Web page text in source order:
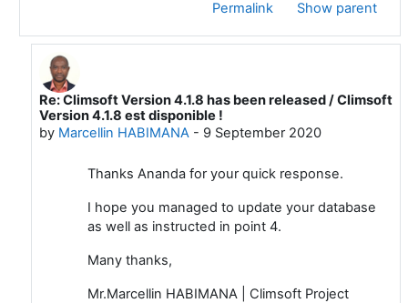
Permalink Show parent
In reply to Ananda Jayasinghearachchi
Re: Climsoft Version 4.1.8 has been released / Climsoft
Version 4.1.8 est disponible !
by Marcellin HABIMANA- 9 September 2020
Thanks Ananda for your quick response.
I hope you managed to update your database
as well as instructed in point 4.
Many thanks,
Mr.Marcellin HABIMANA | Climsoft Project